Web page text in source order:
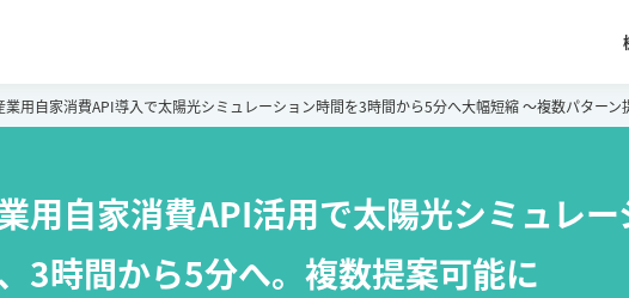
業用自家消費API導入で太陽光シミュレーション時間を3時間から5分へ大幅短縮 〜複数パター
用自家消費API活用で太陽光シミュレ
3時間から5分へ。複数提案可能に